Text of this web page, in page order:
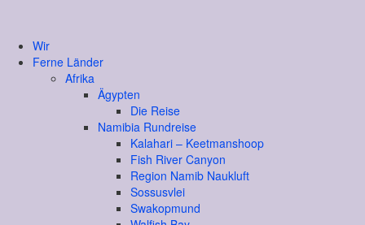
Wir
Ferne Länder
Afrika
Ägypten
Die Reise
Namibia Rundreise
Kalahari – Keetmanshoop
Fish River Canyon
Region Namib Naukluft
Sossusvlei
Swakopmund